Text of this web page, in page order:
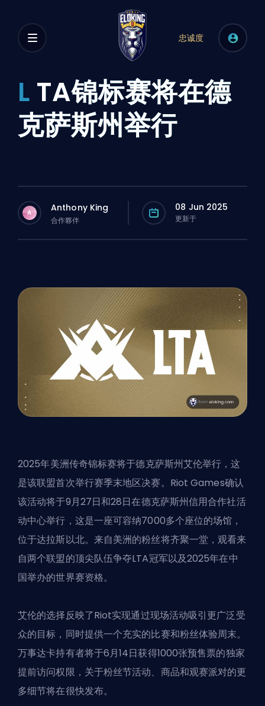
忠诚度
L TA锦标赛将在德
克萨斯州举行
A Anthony King
合作夥伴
08 Jun 2025
更新于
2025年美洲传奇锦标赛将于德克萨斯州艾伦举行，这
是该联盟首次举行赛季末地区决赛。Riot Games确认
该活动将于9月27日和28日在德克萨斯州信用合作社活
动中心举行，这是一座可容纳7000多个座位的场馆，
位于达拉斯以北。来自美洲的粉丝将齐聚一堂，观看来
自两个联盟的顶尖队伍争夺LTA冠军以及2025年在中
国举办的世界赛资格。
艾伦的选择反映了Riot实现通过现场活动吸引更广泛受
众的目标，同时提供一个充实的比赛和粉丝体验周末。
万事达卡持有者将于6月14日获得1000张预售票的独家
提前访问权限，关于粉丝节活动、商品和观赛派对的更
多细节将在很快发布。